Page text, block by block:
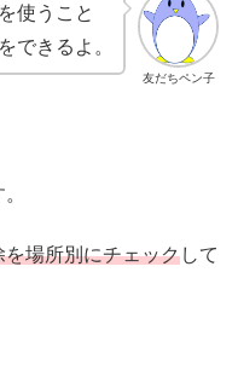
友だちペン子
使うこと
できるよ。
場所別にチェックして